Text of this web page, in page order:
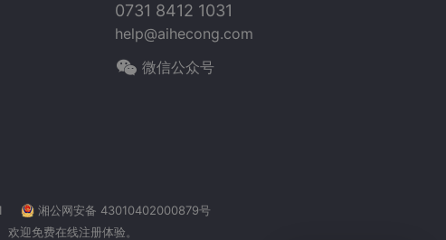
0731 8412 1031
help@aihecong.com
微信公众号
湘公网安备 43010402000879号
欢迎免费在线注册体验。